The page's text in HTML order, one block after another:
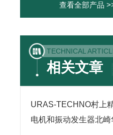
查看全部产品
TECHNICAL
相关文章
URAS-TECHNO村上
电机和振动发生器北崎